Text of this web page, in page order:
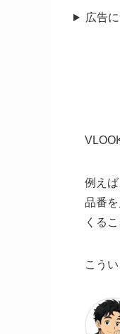
広告
例え
品番
くる
こう